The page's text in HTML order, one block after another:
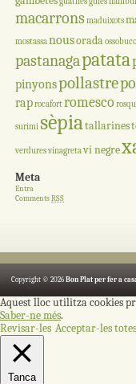
macarronsmaduixots
mostassanousoradaossobuco
pastanagapatata
pinyonspollastre
raprocafortromesco
surimi sèpiatallarines
verduresvinagretavi negre
Meta
Entra
CommentsRSS
Copyright © 2026 Bon Plat per fer a
Aquest lloc utilitza cookies
Saber-ne més.
Revisar-les Acceptar-les totes
Tanca